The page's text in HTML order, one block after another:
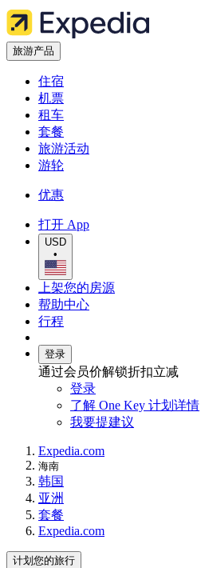
旅游产品
住宿
机票
租车
套餐
旅游活动
游轮
优惠
打开 App
USD
•
上架您的房源
帮助中心
行程
登录
通过会员价解锁折扣立减
登录
了解 One Key 计划详情
我要提建议
Expedia.com
海南
韩国
亚洲
套餐
Expedia.com
计划您的旅行